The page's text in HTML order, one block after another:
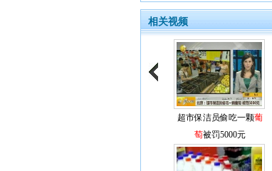
相关视频
超市保洁员偷吃一颗葡
萄被罚5000元